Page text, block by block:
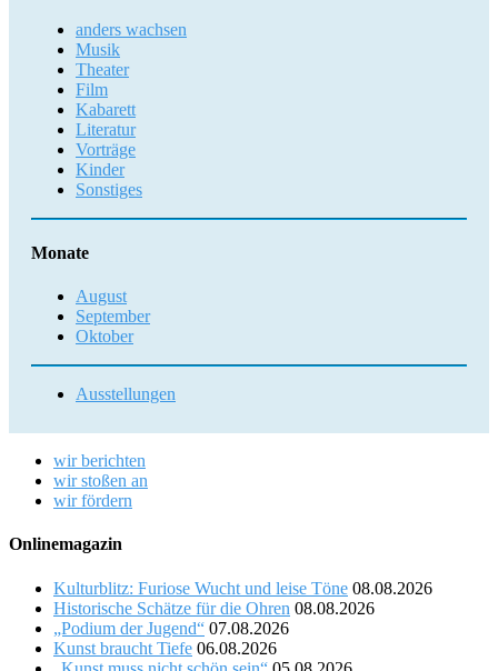
anders wachsen
Musik
Theater
Film
Kabarett
Literatur
Vorträge
Kinder
Sonstiges
Monate
August
September
Oktober
Ausstellungen
wir berichten
wir stoßen an
wir fördern
Onlinemagazin
Kulturblitz: Furiose Wucht und leise Töne 08.08.2026
Historische Schätze für die Ohren 08.08.2026
„Podium der Jugend“ 07.08.2026
Kunst braucht Tiefe 06.08.2026